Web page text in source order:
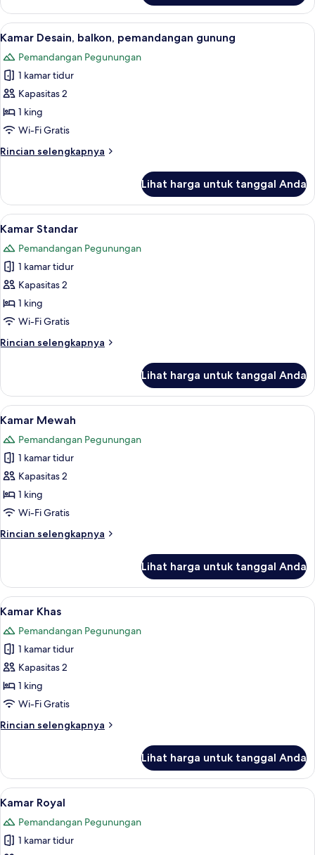
Kamar
Deluks
Lihat
semua
foto
untuk
Kamar
Desain,
balkon,
gunung
Kamar Desain, balkon,
6
Kamar Desain, balkon, pemandangan gunung
Pemandangan Pegunungan
1 kamar tidur
Kapasitas 2
1 king
Wi-Fi Gratis
Rincian selengkapnya
Rincian
Kamar
Desain,
balkon,
gunung
Lihat harga untuk tanggal Anda
Lihat
semua
foto
untuk
Kamar
Standar
Kamar Standar | Seprai premium,
5
Kamar Standar
Pemandangan Pegunungan
1 kamar tidur
Kapasitas 2
1 king
Wi-Fi Gratis
Rincian selengkapnya
Rincian
Kamar
Standar
Lihat harga untuk tanggal Anda
Lihat
semua
foto
untuk
Kamar
Mewah
Kamar Mewah | Seprai premium,
8
Kamar Mewah
Pemandangan Pegunungan
1 kamar tidur
Kapasitas 2
1 king
Wi-Fi Gratis
Rincian selengkapnya
Rincian
Kamar
Mewah
Lihat harga untuk tanggal Anda
Lihat
semua
foto
untuk
Kamar
Khas
Kamar Khas | Seprai premium,
6
Kamar Khas
Pemandangan Pegunungan
1 kamar tidur
Kapasitas 2
1 king
Wi-Fi Gratis
Rincian selengkapnya
Rincian
Kamar
Khas
Lihat harga untuk tanggal Anda
Lihat
semua
foto
untuk
Kamar Royal | Seprai premium,
5
Kamar Royal
Pemandangan Pegunungan
1 kamar tidur